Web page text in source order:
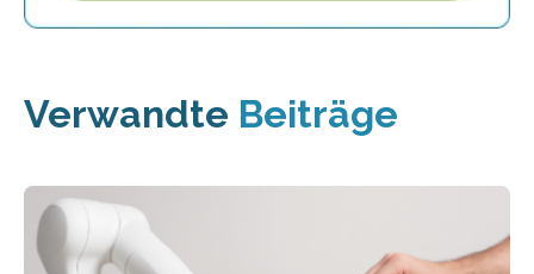
Verwandte Beiträge